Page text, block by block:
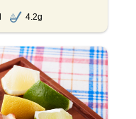
4.2g